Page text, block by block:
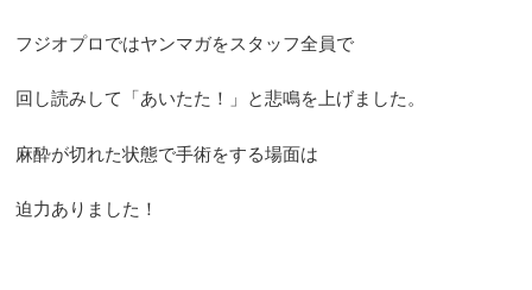
フジオプロではヤンマガをスタッフ全員で
回し読みして「あいたた！」と悲鳴を上げました。
麻酔が切れた状態で手術をする場面は
迫力ありました！